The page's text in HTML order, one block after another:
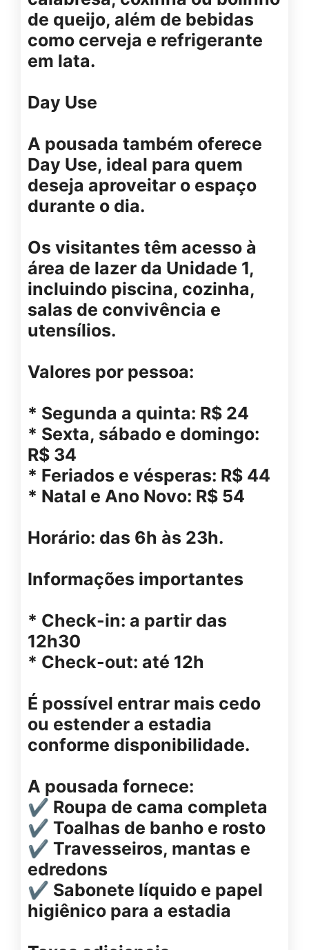
de queijo, além de bebidas
como cerveja e refrigerante
em lata.
Day Use
A pousada também oferece
Day Use, ideal para quem
deseja aproveitar o espaço
durante o dia.
Os visitantes têm acesso à
área de lazer da Unidade 1,
incluindo piscina, cozinha,
salas de convivência e
utensílios.
Valores por pessoa:
* Segunda a quinta: R$ 24
* Sexta, sábado e domingo:
R$ 34
* Feriados e vésperas: R$ 44
* Natal e Ano Novo: R$ 54
Horário: das 6h às 23h.
Informações importantes
* Check-in: a partir das
12h30
* Check-out: até 12h
É possível entrar mais cedo
ou estender a estadia
conforme disponibilidade.
A pousada fornece:
✔ Roupa de cama completa
✔ Toalhas de banho e rosto
✔ Travesseiros, mantas e
edredons
✔ Sabonete líquido e papel
higiênico para a estadia